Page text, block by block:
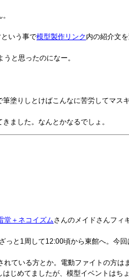
いう事で模型製作リンク 内の紹介文
と思ったのになー。
塗りしとけばこんなに苦労してマス
ました。なんとかなるでしょ。
堂＋ネコイズムさんのメイドさんフィ
と1周して12:00頃から東館へ。今
ている方とか。電動ファイトの方は
じめてましたが、模型イベントはち